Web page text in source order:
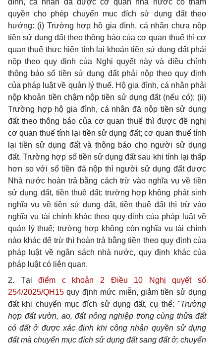
đình, cá nhân đã được cơ quan nhà nước có thẩm
quyền cho phép chuyển mục đích sử dụng đất theo
hướng: (i) Trường hợp hộ gia đình, cá nhân chưa nộp
tiền sử dụng đất theo thông báo của cơ quan thuế thì cơ
quan thuế thực hiện tính lại khoản tiền sử dụng đất phải
nộp theo quy định của Nghị quyết này và điều chỉnh
thông báo số tiền sử dụng đất phải nộp theo quy định
của pháp luật về quản lý thuế. Hộ gia đình, cá nhân phải
nộp khoản tiền chậm nộp tiền sử dụng đất (nếu có); (ii)
Trường hợp hộ gia đình, cá nhân đã nộp tiền sử dụng
đất theo thông báo của cơ quan thuế thì được đề nghị
cơ quan thuế tính lại tiền sử dụng đất; cơ quan thuế tính
lại tiền sử dụng đất và thông báo cho người sử dụng
đất. Trường hợp số tiền sử dụng đất sau khi tính lại thấp
hơn so với số tiền đã nộp thì người sử dụng đất được
Nhà nước hoàn trả bằng cách trừ vào nghĩa vụ về tiền
sử dụng đất, tiền thuê đất; trường hợp không phát sinh
nghĩa vụ về tiền sử dụng đất, tiền thuê đất thì trừ vào
nghĩa vụ tài chính khác theo quy định của pháp luật về
quản lý thuế; trường hợp không còn nghĩa vụ tài chính
nào khác để trừ thì hoàn trả bằng tiền theo quy định của
pháp luật về ngân sách nhà nước, quy định khác của
pháp luật có liên quan.
2. Tạiđiểm c khoản 2 Điều 10 Nghị quyết số
254/2025/QH15 quy định mức miễn, giảm tiền sử dụng
đất khi chuyển mục đích sử dụng đất, cụ thể: "Trường
hợp đất vườn, ao, đất nông nghiệp trong cùng thửa đất
có đất ở được xác định khi công nhận quyền sử dụng
đất mà chuyển mục đích sử dụng đất sang đất ở; chuyển